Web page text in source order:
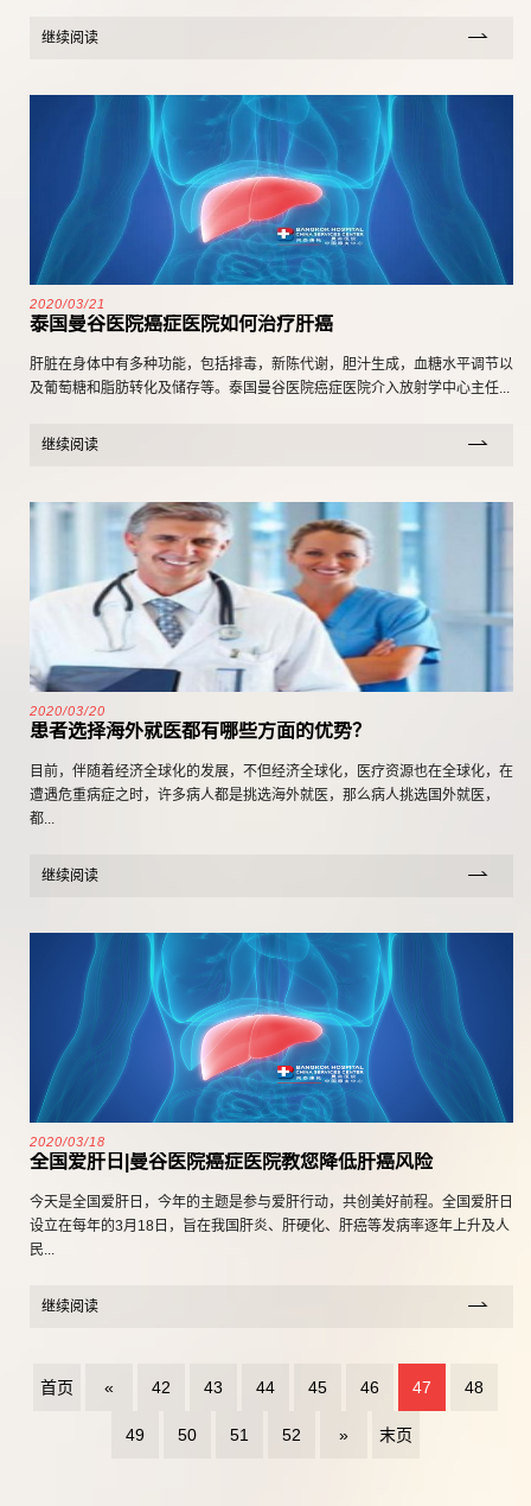
继续阅读
2020/03/21
泰国曼谷医院癌症医院如何治疗肝癌
肝脏在身体中有多种功能，包括排毒，新陈代谢，胆汁生成，血糖水平调节以
及葡萄糖和脂肪转化及储存等。泰国曼谷医院癌症医院介入放射学中心主任...
继续阅读
2020/03/20
患者选择海外就医都有哪些方面的优势？
目前，伴随着经济全球化的发展，不但经济全球化，医疗资源也在全球化，在
遭遇危重病症之时，许多病人都是挑选海外就医，那么病人挑选国外就医，
都...
继续阅读
2020/03/18
全国爱肝日|曼谷医院癌症医院教您降低肝癌风险
今天是全国爱肝日，今年的主题是参与爱肝行动，共创美好前程。全国爱肝日
设立在每年的3月18日，旨在我国肝炎、肝硬化、肝癌等发病率逐年上升及人
民...
继续阅读
首页 « 42 43 44 45 46 47 48
49 50 51 52 » 末页